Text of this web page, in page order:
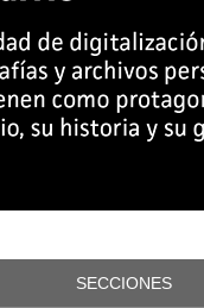
SECCIONES